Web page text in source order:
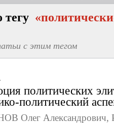
тегу
с этим тегом
политических
политический
Олег Александрович,